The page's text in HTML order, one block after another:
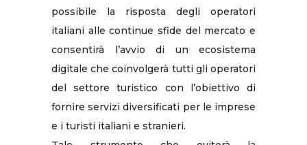
possibile la risposta degli operatori
italiani alle continue sfide del mercato e
consentirà l’avvio di un ecosistema
digitale che coinvolgerà tutti gli operatori
del settore turistico con l’obiettivo di
fornire servizi diversificati per le imprese
e i turisti italiani e stranieri.